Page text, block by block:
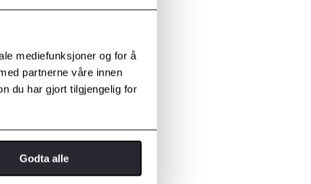
mediefunksjoner og for å
partnerne våre innen
du har gjort tilgjengelig for
Godta alle